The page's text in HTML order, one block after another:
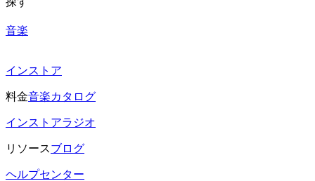
音楽
インストア
料金音楽カタログ
インストアラジオ
リソースブログ
ヘルプセンター